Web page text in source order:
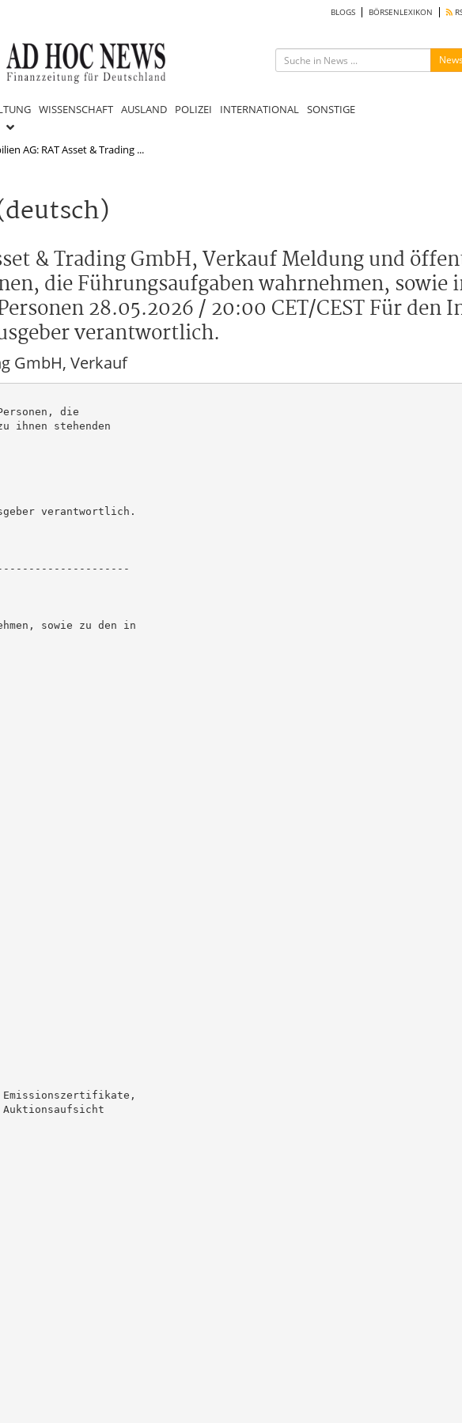
BLOGS BÖRSENLEXIKON
WISSENSCHAFT AUSLAND POLIZEI INTERNATIONAL SONSTIGE
AG: RAT Asset & Trading ...
& Trading GmbH, Verkauf Meldung und
die Führungsaufgaben wahrnehmen, sowie
28.05.2026 / 20:00 CET/CEST Für den
verantwortlich.
GmbH, Verkauf
die
ihnen stehenden
verantwortlich.
sowie zu den in
Emissionszertifikate,